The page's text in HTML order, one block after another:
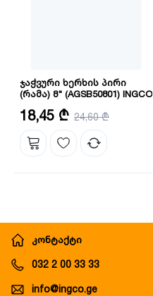
ჯაჭვური ხერხის პირი
(რამა) 8" (AGSB50801) INGCO
სიგრძე: 8"
18,45 ₾ 24,60 ₾
კონტაქტი
032 2 00 33 33
info@ingco.ge